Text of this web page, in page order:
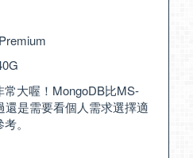
大喔！MongoDB比MS-
是需要看個人需求選擇適
。